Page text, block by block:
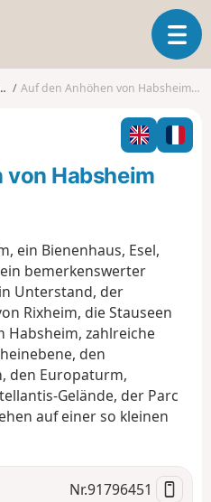
T
o
g
l
n
Auf den Anhöhen von Habsheim und Rixheim
von Habsheim
ein Bienenhaus, Esel,
bemerkenswerter
Unterstand, der
Rixheim, die Stauseen
Habsheim, zahlreiche
den
den Europaturm,
Gelände, der Parc
auf einer so kleinen
Nr.91796451